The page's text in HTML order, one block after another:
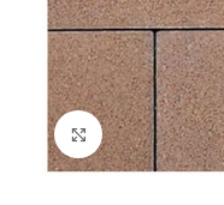
Click to enlarge